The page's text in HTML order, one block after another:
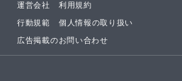
運営会社 利用規約
行動規範 個人情報の取り扱い
広告掲載のお問い合わせ